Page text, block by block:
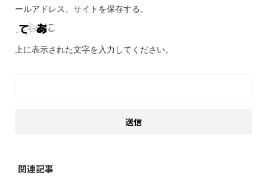
ールアドレス、サイトを保存する。
上に表示された文字を入力してください。
関連記事